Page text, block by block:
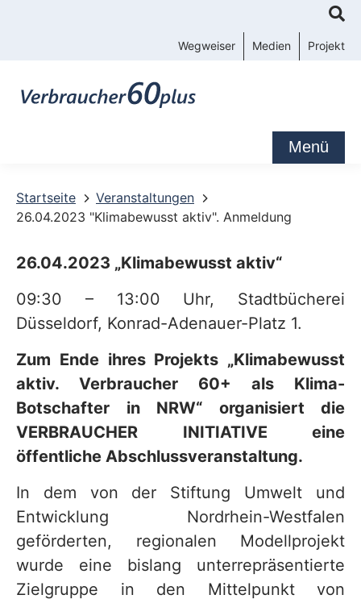
Wegweiser Medien Projekt
Menü
Startseite
Veranstaltungen
26.04.2023 "Klimabewusst aktiv". Anmeldung
26.04.2023 „Klimabewusst aktiv“
09:30 – 13:00 Uhr, Stadtbücherei
Düsseldorf, Konrad-Adenauer-Platz 1.
Zum Ende ihres Projekts „Klimabewusst
aktiv. Verbraucher 60+ als Klima-
Botschafter in NRW“ organisiert die
VERBRAUCHER INITIATIVE eine
öffentliche Abschlussveranstaltung.
In dem von der Stiftung Umwelt und
Entwicklung Nordrhein-Westfalen
geförderten, regionalen Modellprojekt
wurde eine bislang unterrepräsentierte
Zielgruppe in den Mittelpunkt von